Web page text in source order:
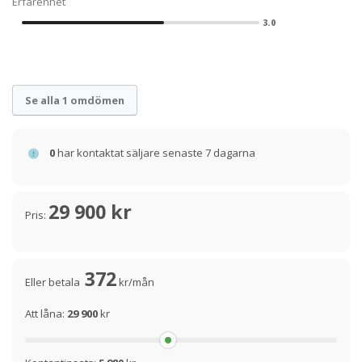
3.0
Se alla 1 omdömen
0har kontaktat säljare senaste 7 dagarna
Pris: 29 900 kr
Eller betala 372kr/mån
Att låna: 29 900kr